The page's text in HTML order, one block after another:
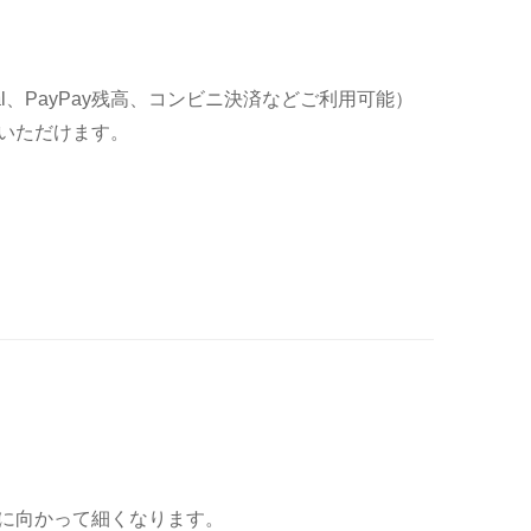
PayPay残高、コンビニ決済などご利用可能）
ただけます。
かって細くなります。